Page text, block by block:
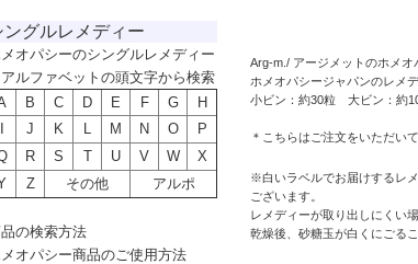
Arg-m./ アージメットのホメオ
ホメオパシージャパンのレメ
小ビン：約30粒 大ビン：約
＊こちらはご注文をいただい
※白いラベルでお届けするレ
ございます。
レメディーが取り出しにくい
乾燥後、砂糖玉が白くにごる
ングルレメディー
オパシーのシングルレメディー
ルファベットの頭文字から検索
B C D E F G
H
J K L M N O
P
R S T U V W
X
Z その他 アルポ
の検索方法
オパシー商品のご使用方法